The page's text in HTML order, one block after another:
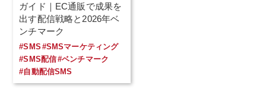
ガイド｜EC通販で成果を
出す配信戦略と2026年ベ
ンチマーク
#SMS #SMSマーケティング
#SMS配信#ベンチマーク
#自動配信SMS